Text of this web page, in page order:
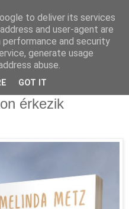
érkezik
to deliver its services
and user-agent are
and security
generate usage
abuse.
GOT IT